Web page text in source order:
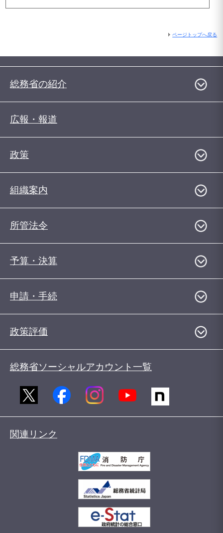
ページトップへ戻る
総務省の紹介
広報・報道
政策
組織案内
所管法令
予算・決算
申請・手続
政策評価
総務省ソーシャルアカウント一覧
関連リンク